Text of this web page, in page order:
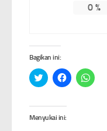
0 %
Bagikan ini:
Klik
untuk
Twitter(Membuka
di
jendela
Klik
untuk
Klik
untuk
Menyukai ini: